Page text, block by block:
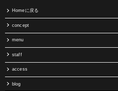
Homeに戻る
concept
menu
staff
access
blog